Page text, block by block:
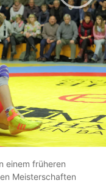
einem früheren
Meisterschaften